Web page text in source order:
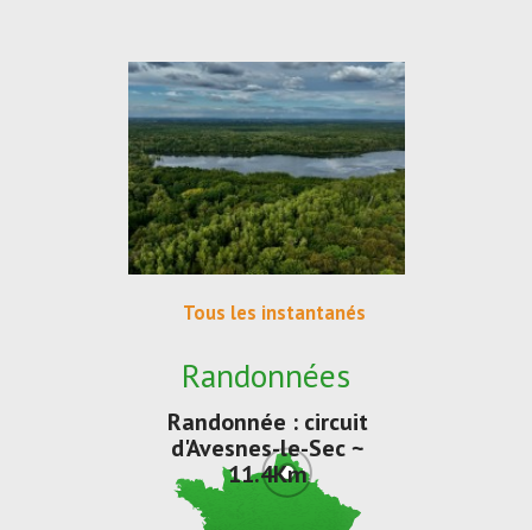
Tous les instantanés
Randonnées
Randonnée : circuit
d'Avesnes-le-Sec ~
11.4Km